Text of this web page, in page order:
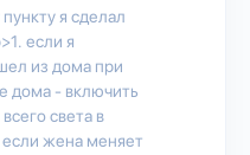
я сделал
если я
из дома при
дома - включить
света в
жена меняет